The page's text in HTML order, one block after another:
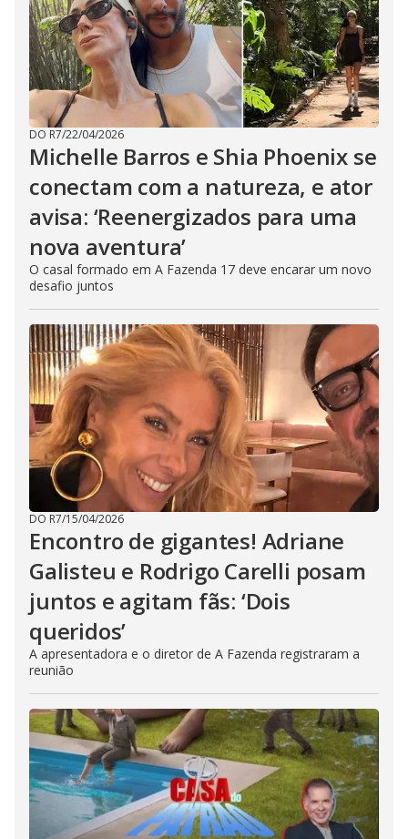
DO R7/22/04/2026
Michelle Barros e Shia Phoenix se
conectam com a natureza, e ator
avisa: ‘Reenergizados para uma
nova aventura’
O casal formado em A Fazenda 17 deve encarar um novo
desafio juntos
DO R7/15/04/2026
Encontro de gigantes! Adriane
Galisteu e Rodrigo Carelli posam
juntos e agitam fãs: ‘Dois
queridos’
A apresentadora e o diretor de A Fazenda registraram a
reunião